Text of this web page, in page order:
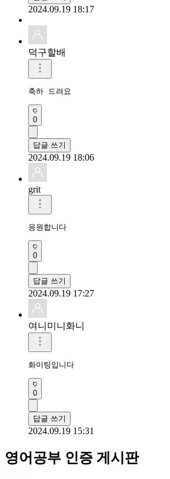
2024.09.19 18:17
덕구할배
축하 드려요
0
답글 쓰기
2024.09.19 18:06
grit
응원합니다
0
답글 쓰기
2024.09.19 17:27
여니미니화니
화이팅입니다
0
답글 쓰기
2024.09.19 15:31
영어공부 인증 게시판